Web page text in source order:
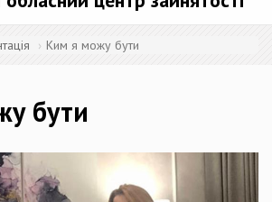
Ким я можу бути
бути